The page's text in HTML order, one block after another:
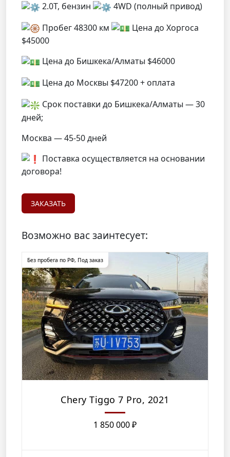
2.0Т, бензин
4WD (полный привод)
Пробег 48300 км
Цена до Хоргоса
$45000
Цена до Бишкека/Алматы $46000
Цена до Москвы $47200 + оплата
Срок поставки до Бишкека/Алматы — 30
дней;
Москва — 45-50 дней
Поставка осуществляется на основании
договора!
ЗАКАЗАТЬ
Возможно вас заинтесует:
Без пробега по РФ, Под заказ
Chery Tiggo 7 Pro, 2021
1 850 000₽